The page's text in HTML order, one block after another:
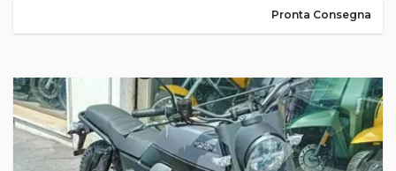
Pronta Consegna